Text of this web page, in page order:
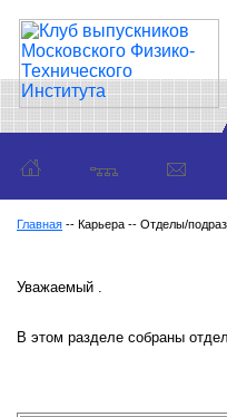
Главная -- Карьера -- Отделы/
Уважаемый .
В этом разделе собраны